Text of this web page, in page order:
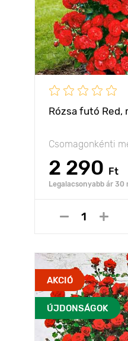
Rózsa futó Red,
Csomagonkénti
2 290 Ft
Legalacsonyabb ár 30
AKCIÓ
ÚJDONSÁGOK